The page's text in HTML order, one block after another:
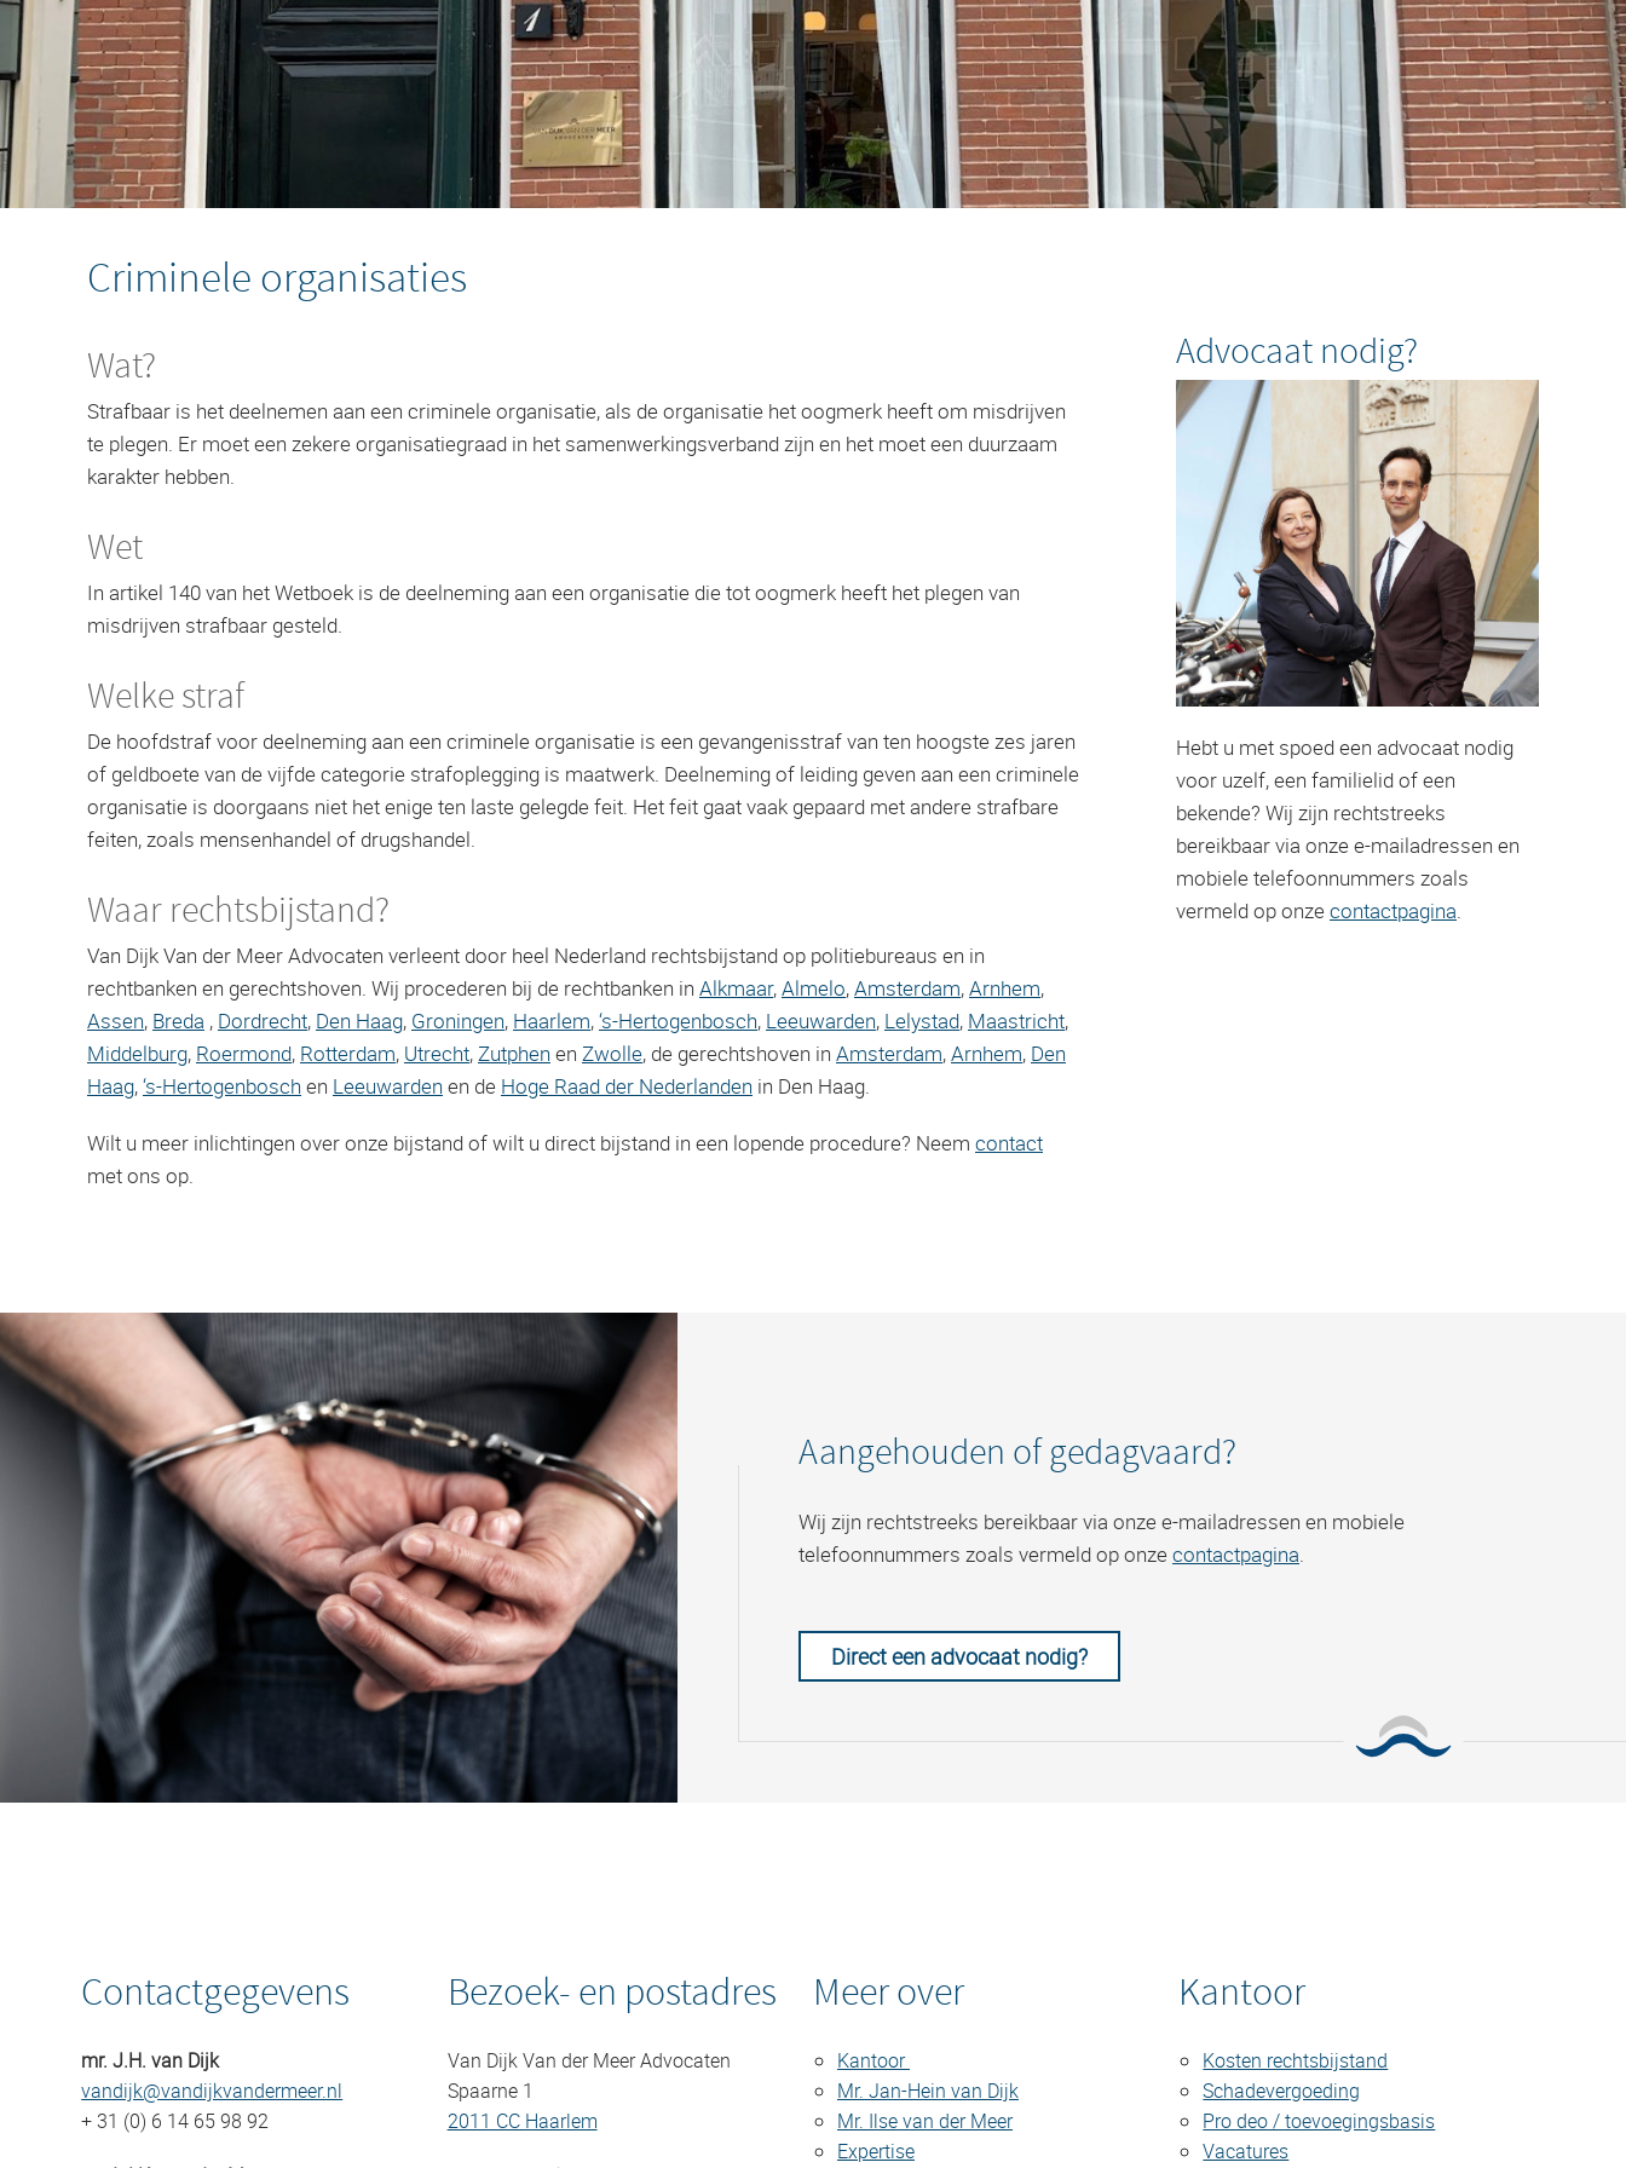
Criminele organisaties
Wat?
Strafbaar is het deelnemen aan een criminele organisatie, als de organisatie het oogmerk heeft om misdrijven
te plegen. Er moet een zekere organisatiegraad in het samenwerkingsverband zijn en het moet een duurzaam
karakter hebben.
Wet
In artikel 140 van het Wetboek is de deelneming aan een organisatie die tot oogmerk heeft het plegen van
misdrijven strafbaar gesteld.
Welke straf
De hoofdstraf voor deelneming aan een criminele organisatie is een gevangenisstraf van ten hoogste zes jaren
of geldboete van de vijfde categorie strafoplegging is maatwerk. Deelneming of leiding geven aan een criminele
organisatie is doorgaans niet het enige ten laste gelegde feit. Het feit gaat vaak gepaard met andere strafbare
feiten, zoals mensenhandel of drugshandel.
Waar rechtsbijstand?
Van Dijk Van der Meer Advocaten verleent door heel Nederland rechtsbijstand op politiebureaus en in
rechtbanken en gerechtshoven. Wij procederen bij de rechtbanken in Alkmaar,Almelo,Amsterdam,Arnhem,
Assen, Breda , Dordrecht, Den Haag, Groningen, Haarlem,‘s-Hertogenbosch, Leeuwarden, Lelystad, Maastricht,
Middelburg, Roermond, Rotterdam, Utrecht,Zutphen en Zwolle, de gerechtshoven in Amsterdam,Arnhem, Den
Haag,‘s-Hertogenbosch en Leeuwarden en de Hoge Raad der Nederlanden in Den Haag.
Wilt u meer inlichtingen over onze bijstand of wilt u direct bijstand in een lopende procedure? Neem contact
met ons op.
Advocaat nodig?
Hebt u met spoed een advocaat nodig
voor uzelf, een familielid of een
bekende? Wij zijn rechtstreeks
bereikbaar via onze e-mailadressen en
mobiele telefoonnummers zoals
vermeld op onzecontactpagina.
Aangehouden of gedagvaard?
Wij zijn rechtstreeks bereikbaar via onze e-mailadressen en mobiele
telefoonnummers zoals vermeld op onzecontactpagina.
Direct een advocaat nodig?
Contactgegevens
mr. J.H. van Dijk
vandijk@vandijkvandermeer.nl
+ 31 (0) 6 14 65 98 92
Bezoek- en postadres
Van Dijk Van der Meer Advocaten
Spaarne 1
2011 CC Haarlem
Meer over
Kantoor
Mr. Jan-Hein van Dijk
Mr. Ilse van der Meer
Expertise
Kantoor
Kosten rechtsbijstand
Schadevergoeding
Pro deo / toevoegingsbasis
Vacatures